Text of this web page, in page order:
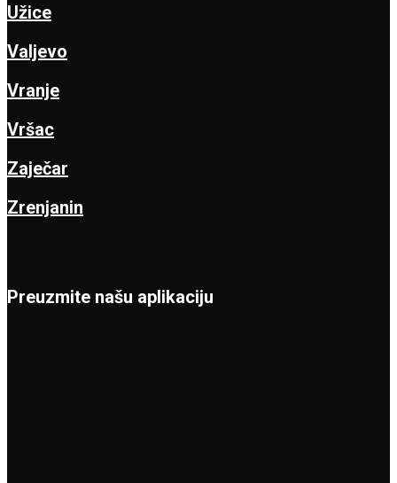
Užice
Valjevo
Vranje
Vršac
Zaječar
Zrenjanin
Preuzmite našu aplikaciju